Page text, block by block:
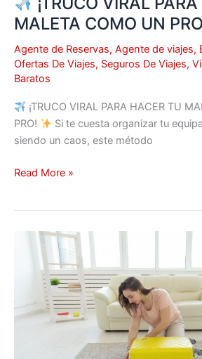
MALETA COMO UN
Agente de Reservas, Agente de viajes,
Ofertas De Viajes, Seguros De Viajes,
Baratos
¡TRUCO VIRAL PARA HACER TU
PRO!
Si te cuesta organizar tu
siendo un caos, este método
Read More »
¿OLVIDASTE
COMBINACIÓN
TU
MALETA?